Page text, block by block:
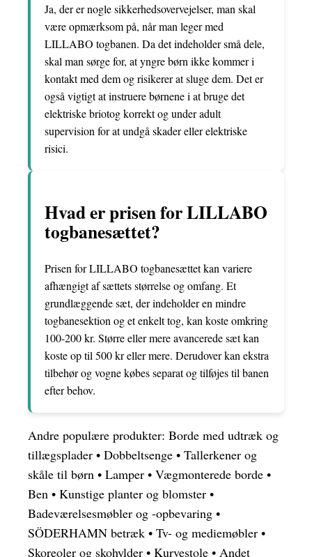
Ja, der er nogle sikkerhedsovervejelser, man skal
være opmærksom på, når man leger med
LILLABO togbanen. Da det indeholder små dele,
skal man sørge for, at yngre børn ikke kommer i
kontakt med dem og risikerer at sluge dem. Det er
også vigtigt at instruere børnene i at bruge det
elektriske briotog korrekt og under adult
supervision for at undgå skader eller elektriske
risici.
Hvad er prisen for LILLABO
togbanesættet?
Prisen for LILLABO togbanesættet kan variere
afhængigt af sættets størrelse og omfang. Et
grundlæggende sæt, der indeholder en mindre
togbanesektion og et enkelt tog, kan koste omkring
100-200 kr. Større eller mere avancerede sæt kan
koste op til 500 kr eller mere. Derudover kan ekstra
tilbehør og vogne købes separat og tilføjes til banen
efter behov.
Andre populære produkter: Borde med udtræk og
tillægsplader • Dobbeltsenge • Tallerkener og
skåle til børn • Lamper • Vægmonterede borde •
Ben • Kunstige planter og blomster •
Badeværelsesmøbler og -opbevaring •
SÖDERHAMN betræk • Tv- og mediemøbler •
Skoreoler og skohylder • Kurvestole • Andet